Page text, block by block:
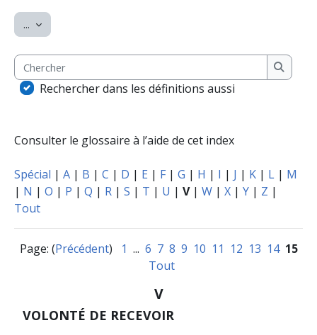
... Exporter des articles
Chercher
Rechercher dans les définitions aussi
Consulter le glossaire à l’aide de cet index
Spécial | A | B | C | D | E | F | G | H | I | J | K | L | M
| N | O | P | Q | R | S | T | U | V| W | X | Y | Z |
Tout
Page: (Précédent) 1 ... 6 7 8 9 10 11 12 13 14 15
Tout
V
VOLONTÉ DE RECEVOIR